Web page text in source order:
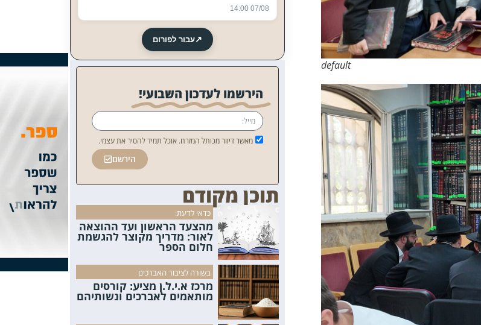
default
07/08 14:00
↗עבור לפורום
הירשמו לעדכון השבועי!
מאשר דיוור מכותל המזרח. אוכל תמיד להסיר את עצמי.
הירשם
תוכן מקודם
כדאי לדעת:
מהצעד הראשון ועד ההוצאה
לאור: מדריך מקוצר להגשמת
חלום הספר
בשורה לציבור האברכים
מרכז א.י.ל.ן מציע: קורסים
מותאמים לאברכים ונשותיהם